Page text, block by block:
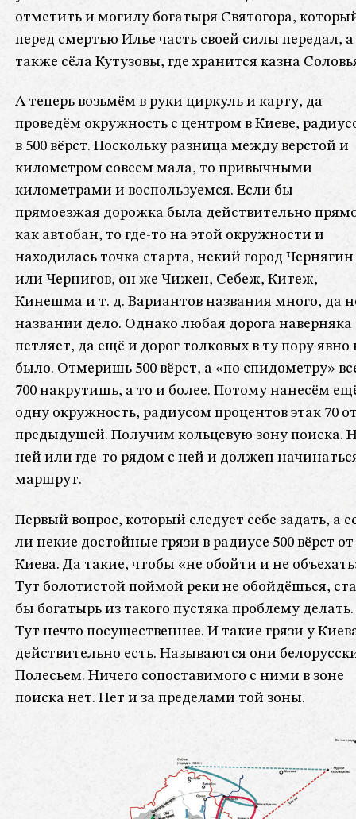
отметить и могилу богатыря Святогора,
перед смертью Илье часть своей силы передал, а
также сёла Кутузовы, где хранится казна
А теперь возьмём в руки циркуль и карту, да
проведём окружность с центром в Киеве,
в 500 вёрст. Поскольку разница между верстой и
километром совсем мала, то привычными
километрами и воспользуемся. Если бы
прямоезжая дорожка была действительно
как автобан, то где-то на этой окружности и
находилась точка старта, некий город Чернягин
или Чернигов, он же Чижен, Себеж, Китеж,
Кинешма и т. д. Вариантов названия много, да
названии дело. Однако любая дорога наверняка
петляет, да ещё и дорог толковых в ту пору явно
было. Отмеришь 500 вёрст, а «по спидометру»
700 накрутишь, а то и более. Потому нанесём
одну окружность, радиусом процентов этак 70
предыдущей. Получим кольцевую зону поиска.
ней или где-то рядом с ней и должен
маршрут.
Первый вопрос, который следует себе задать, а
ли некие достойные грязи в радиусе 500 вёрст от
Киева. Да такие, чтобы «не обойти и не
Тут болотистой поймой реки не обойдёшься,
бы богатырь из такого пустяка проблему делать.
Тут нечто посущественнее. И такие грязи у
действительно есть. Называются они
Полесьем. Ничего сопоставимого с ними в зоне
поиска нет. Нет и за пределами той зоны.